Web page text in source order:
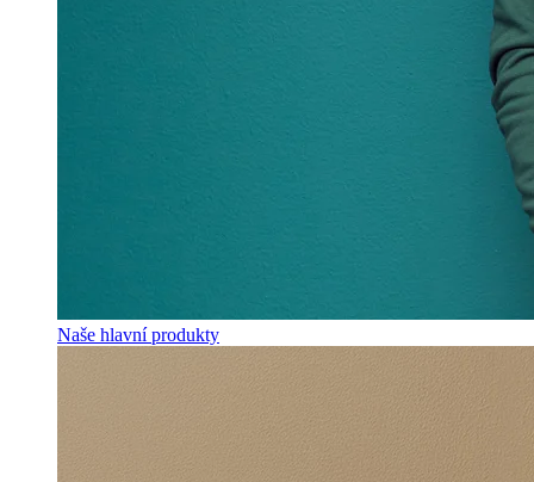
Naše hlavní produkty